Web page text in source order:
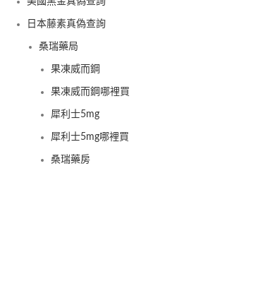
日本藤素真偽查詢
桑瑞藥局
果凍威而鋼
果凍威而鋼哪裡買
犀利士5mg
犀利士5mg哪裡買
桑瑞藥房